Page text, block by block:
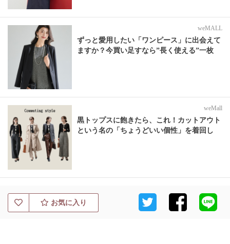
weMALL
ずっと愛用したい「ワンピース」に出会えて
ますか？今買い足すなら”長く使える”一枚
weMall
黒トップスに飽きたら、これ！カットアウト
という名の「ちょうどいい個性」を着回し
お気に入り